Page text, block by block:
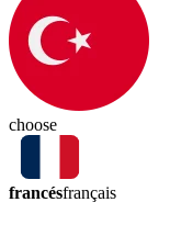
choose
francésfrançais